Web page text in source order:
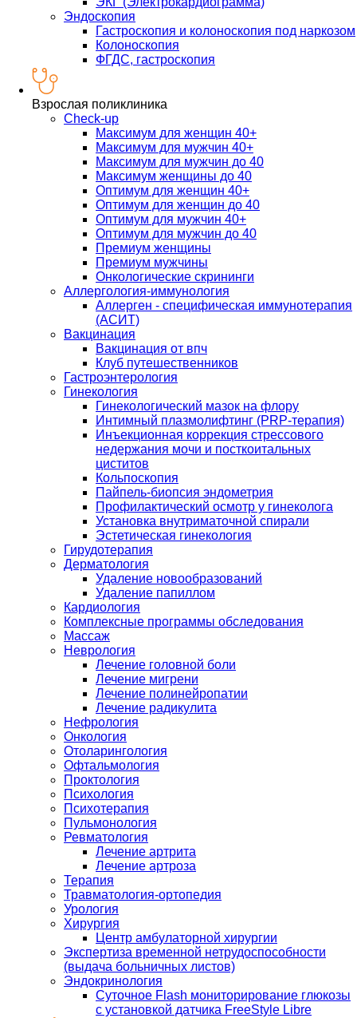
Эндоскопия
Гастроскопия и колоноскопия под наркозом
Колоноскопия
ФГДС, гастроскопия
Взрослая поликлиника
Check-up
Максимум для женщин 40+
Максимум для мужчин 40+
Максимум для мужчин до 40
Максимум женщины до 40
Оптимум для женщин 40+
Оптимум для женщин до 40
Оптимум для мужчин 40+
Оптимум для мужчин до 40
Премиум женщины
Премиум мужчины
Онкологические скрининги
Аллергология-иммунология
Аллерген - специфическая иммунотерапия
(АСИТ)
Вакцинация
Вакцинация от впч
Клуб путешественников
Гастроэнтерология
Гинекология
Гинекологический мазок на флору
Интимный плазмолифтинг (PRP-терапия)
Инъекционная коррекция стрессового
недержания мочи и посткоитальных
циститов
Кольпоскопия
Пайпель-биопсия эндометрия
Профилактический осмотр у гинеколога
Установка внутриматочной спирали
Эстетическая гинекология
Гирудотерапия
Дерматология
Удаление новообразований
Удаление папиллом
Кардиология
Комплексные программы обследования
Массаж
Неврология
Лечение головной боли
Лечение мигрени
Лечение полинейропатии
Лечение радикулита
Нефрология
Онкология
Отоларингология
Офтальмология
Проктология
Психология
Психотерапия
Пульмонология
Ревматология
Лечение артрита
Лечение артроза
Терапия
Травматология-ортопедия
Урология
Хирургия
Центр амбулаторной хирургии
Экспертиза временной нетрудоспособности
(выдача больничных листов)
Эндокринология
Суточное Flash мониторирование глюкозы
с установкой датчика FreeStyle Libre